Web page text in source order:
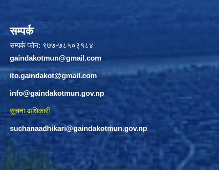
सम्पर्क
सम्पर्क फोन: ९७७-७८५०३१८४
gaindakotmun@gmail.com
ito.gaindakot@gmail.com
info@gaindakotmun.gov.np
सूचना अधिकारी
suchanaadhikari@gaindakotmun.gov.np